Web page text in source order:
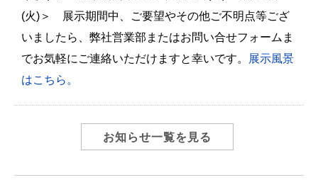
(火)＞ 展示期間中、ご要望やその他ご不明点等ござ
いましたら、弊社営業部またはお問い合せフォームま
でお気軽にご連絡いただけますと幸いです。 展示風景
はこちら。
お知らせ一覧を見る